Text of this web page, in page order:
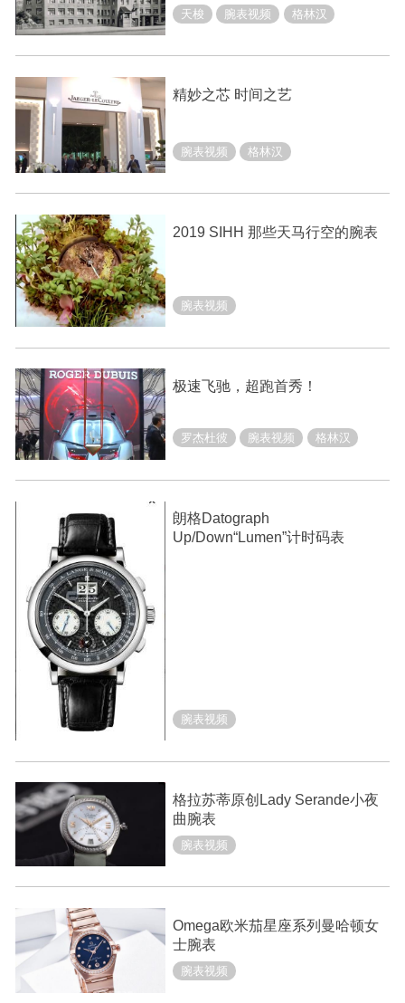
天梭 腕表视频 格林汉
精妙之芯 时间之艺
腕表视频 格林汉
2019 SIHH 那些天马行空的腕表
腕表视频
极速飞驰，超跑首秀！
罗杰杜彼 腕表视频 格林汉
朗格Datograph
Up/Down“Lumen”计时码表
腕表视频
格拉苏蒂原创Lady Serande小夜
曲腕表
腕表视频
Omega欧米茄星座系列曼哈顿女
士腕表
腕表视频